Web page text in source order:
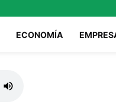
ECONOMÍA